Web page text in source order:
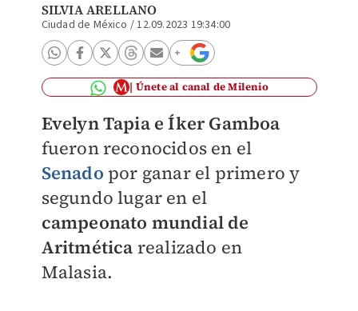
SILVIA ARELLANO
Ciudad de México /12.09.2023 19:34:00
Únete al canal de Milenio
Evelyn Tapia e Íker Gamboa
fueron reconocidos en el
Senado por ganar el primero y
segundo lugar en el
campeonato mundial de
Aritmética realizado en
Malasia.